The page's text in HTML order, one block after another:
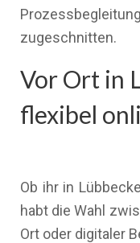
zugeschnitten.
Vor Ort in
flexibel
Ob ihr in
habt die Wahl
Ort oder digitaler